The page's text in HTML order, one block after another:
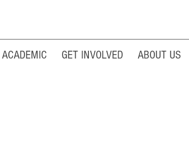
ACADEMIC GET INVOLVED ABOUT US